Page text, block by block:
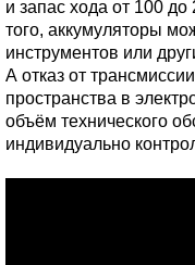
и запас хода от 100
того, аккумуляторы
инструментов или
А отказ от
пространства в
объём технического
индивидуально